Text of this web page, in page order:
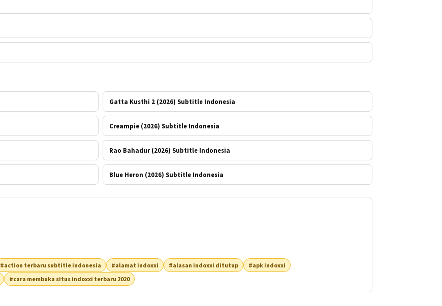
Gatta Kusthi 2 (2026) Subtitle Indonesia
Creampie (2026) Subtitle Indonesia
Rao Bahadur (2026) Subtitle Indonesia
Blue Heron (2026) Subtitle Indonesia
#action terbaru subtitle indonesia #alamat indoxxi #alasan indoxxi ditutup
#apk indoxxi
#cara membuka situs indoxxi terbaru 2020